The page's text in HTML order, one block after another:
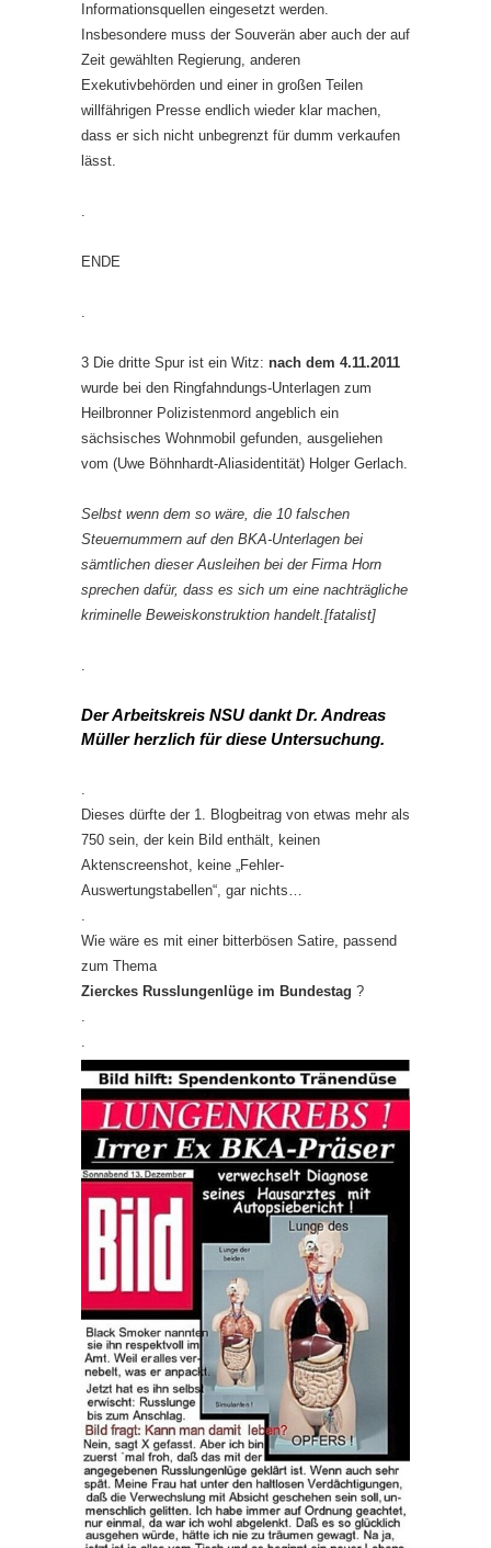
Informationsquellen eingesetzt werden.
Insbesondere muss der Souverän aber auch der auf
Zeit gewählten Regierung, anderen
Exekutivbehörden und einer in großen Teilen
willfährigen Presse endlich wieder klar machen,
dass er sich nicht unbegrenzt für dumm verkaufen
lässt.
.
ENDE
.
3 Die dritte Spur ist ein Witz: nach dem 4.11.2011
wurde bei den Ringfahndungs-Unterlagen zum
Heilbronner Polizistenmord angeblich ein
sächsisches Wohnmobil gefunden, ausgeliehen
vom (Uwe Böhnhardt-Aliasidentität) Holger Gerlach.
Selbst wenn dem so wäre, die 10 falschen
Steuernummern auf den BKA-Unterlagen bei
sämtlichen dieser Ausleihen bei der Firma Horn
sprechen dafür, dass es sich um eine nachträgliche
kriminelle Beweiskonstruktion handelt.[fatalist]
.
Der Arbeitskreis NSU dankt Dr. Andreas
Müller herzlich für diese Untersuchung.
.
Dieses dürfte der 1. Blogbeitrag von etwas mehr als
750 sein, der kein Bild enthält, keinen
Aktenscreenshot, keine „Fehler-
Auswertungstabellen“, gar nichts…
.
Wie wäre es mit einer bitterbösen Satire, passend
zum Thema
Zierckes Russlungenlüge im Bundestag ?
.
.